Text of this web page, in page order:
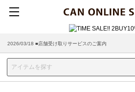
2026/03/18 ■店舗受け取りサービスのご案内